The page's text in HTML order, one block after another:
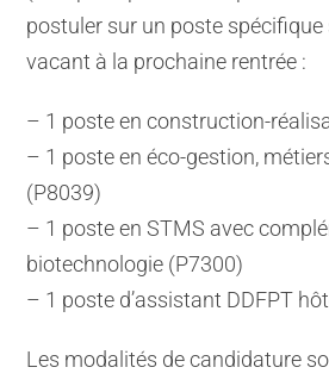
postuler sur un poste spécifique
vacant à la prochaine rentrée :
– 1 poste en construction-
– 1 poste en éco-gestion,
(P8039)
– 1 poste en STMS avec
biotechnologie (P7300)
– 1 poste d’assistant DDFPT
Les modalités de candidature